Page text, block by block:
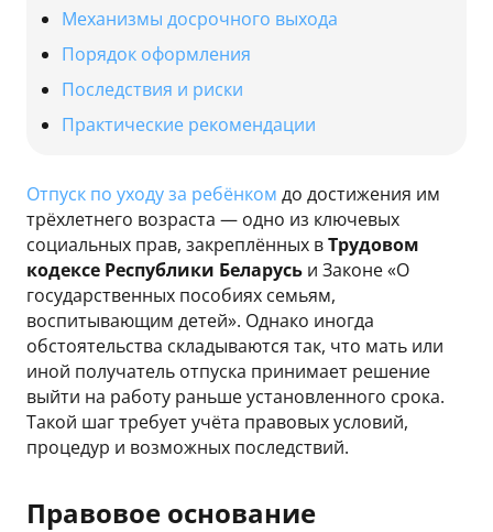
Отпуск по уходу за ребёнком до достижения им
трёхлетнего возраста — одно из ключевых
социальных прав, закреплённых вТрудовом
кодексе Республики Беларусь и Законе «О
государственных пособиях семьям,
воспитывающим детей». Однако иногда
обстоятельства складываются так, что мать или
иной получатель отпуска принимает решение
выйти на работу раньше установленного срока.
Такой шаг требует учёта правовых условий,
процедур и возможных последствий.
Правовое основание
Механизмы досрочного выхода
Порядок оформления
Последствия и риски
Практические рекомендации